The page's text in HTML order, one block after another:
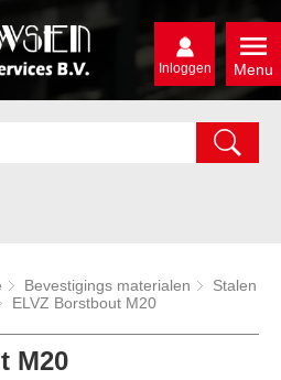
Menu
Inloggen
Bevestigings materialen
Stalen
ELVZ Borstbout M20
M20